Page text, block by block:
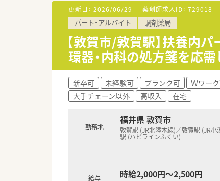
【職場環境と雰囲気】
■幅広い年代のスタッフが在
■薬剤師と事務員がしっかり
■充実した設備環境の中で業
更新日： 2026/06/29 薬剤師求人ID： 729018
パート・アルバイト 調剤薬局
【敦賀市/敦賀駅】扶養内
環器・内科の処方箋を応需
新卒可 未経験可 ブランク可 Ｗワー
大手チェーン以外
高収入 在宅
勤務地
福井県 敦賀市
敦賀駅 (JR北陸本線)／敦賀駅 (JR小
駅 (ハピラインふくい)
給与 時給2,000円～2,500円